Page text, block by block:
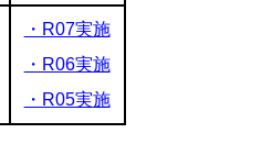
・R07実施
・R06実施
・R05実施